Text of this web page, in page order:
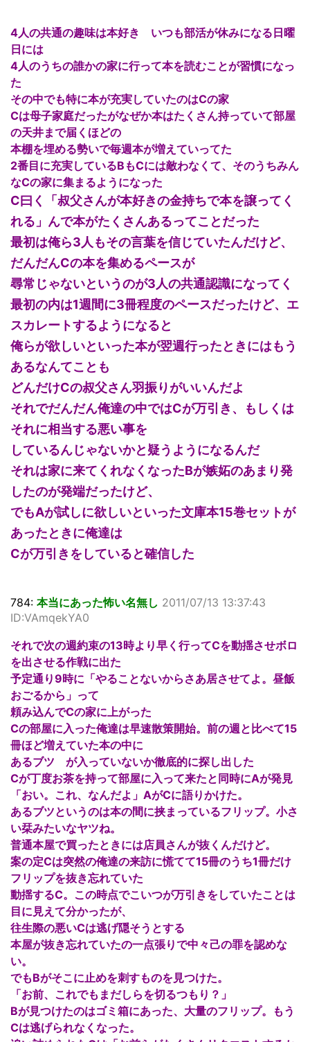
4人の共通の趣味は本好き いつも部活が休みになる日曜
日には
4人のうちの誰かの家に行って本を読むことが習慣になっ
た
その中でも特に本が充実していたのはCの家
Cは母子家庭だったがなぜか本はたくさん持っていて部屋
の天井まで届くほどの
本棚を埋める勢いで毎週本が増えていってた
2番目に充実しているBもCには敵わなくて、そのうちみん
なCの家に集まるようになった
C曰く「叔父さんが本好きの金持ちで本を譲ってく
れる」んで本がたくさんあるってことだった
最初は俺ら3人もその言葉を信じていたんだけど、
だんだんCの本を集めるペースが
尋常じゃないというのが3人の共通認識になってく
最初の内は1週間に3冊程度のペースだったけど、エ
スカレートするようになると
俺らが欲しいといった本が翌週行ったときにはもう
あるなんてことも
どんだけCの叔父さん羽振りがいいんだよ
それでだんだん俺達の中ではCが万引き、もしくは
それに相当する悪い事を
しているんじゃないかと疑うようになるんだ
それは家に来てくれなくなったBが嫉妬のあまり発
したのが発端だったけど、
でもAが試しに欲しいといった文庫本15巻セットが
あったときに俺達は
Cが万引きをしていると確信した
784: 本当にあった怖い名無し 2011/07/13 13:37:43
ID:VAmqekYA0
それで次の週約束の13時より早く行ってCを動揺させボロ
を出させる作戦に出た
予定通り9時に「やることないからさあ居させてよ。昼飯
おごるから」って
頼み込んでCの家に上がった
Cの部屋に入った俺達は早速散策開始。前の週と比べて15
冊ほど増えていた本の中に
あるブツ が入っていないか徹底的に探し出した
Cが丁度お茶を持って部屋に入って来たと同時にAが発見
「おい。これ、なんだよ」AがCに語りかけた。
あるブツというのは本の間に挟まっているフリップ。小さ
い栞みたいなヤツね。
普通本屋で買ったときには店員さんが抜くんだけど。
案の定Cは突然の俺達の来訪に慌てて15冊のうち1冊だけ
フリップを抜き忘れていた
動揺するC。この時点でこいつが万引きをしていたことは
目に見えて分かったが、
往生際の悪いCは逃げ隠そうとする
本屋が抜き忘れていたの一点張りで中々己の罪を認めな
い。
でもBがそこに止めを刺すものを見つけた。
「お前、これでもまだしらを切るつもり？」
Bが見つけたのはゴミ箱にあった、大量のフリップ。もう
Cは逃げられなくなった。